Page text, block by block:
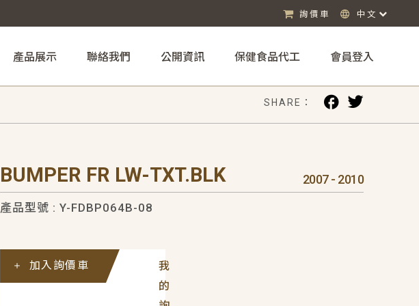
詢價車 中文
產品展示 聯絡我們 公開資訊 保健食品代工 會員登入
SHARE：
BUMPER FR LW-TXT.BLK 2007 - 2010
產品型號 : Y-FDBP064B-08
我
的
加入詢價車